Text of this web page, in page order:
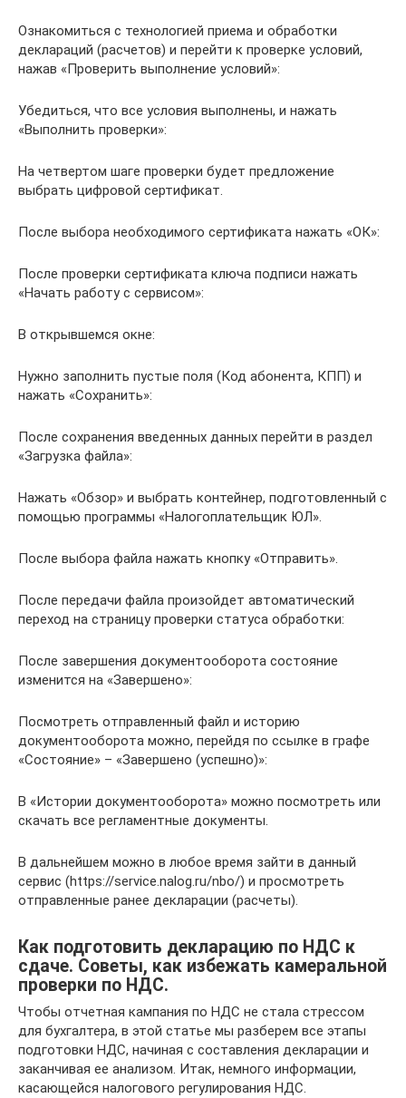
Ознакомиться с технологией приема и обработки
деклараций (расчетов) и перейти к проверке условий,
нажав «Проверить выполнение условий»:
Убедиться, что все условия выполнены, и нажать
«Выполнить проверки»:
На четвертом шаге проверки будет предложение
выбрать цифровой сертификат.
После выбора необходимого сертификата нажать «ОК»:
После проверки сертификата ключа подписи нажать
«Начать работу с сервисом»:
В открывшемся окне:
Нужно заполнить пустые поля (Код абонента, КПП) и
нажать «Сохранить»:
После сохранения введенных данных перейти в раздел
«Загрузка файла»:
Нажать «Обзор» и выбрать контейнер, подготовленный с
помощью программы «Налогоплательщик ЮЛ».
После выбора файла нажать кнопку «Отправить».
После передачи файла произойдет автоматический
переход на страницу проверки статуса обработки:
После завершения документооборота состояние
изменится на «Завершено»:
Посмотреть отправленный файл и историю
документооборота можно, перейдя по ссылке в графе
«Состояние» – «Завершено (успешно)»:
В «Истории документооборота» можно посмотреть или
скачать все регламентные документы.
В дальнейшем можно в любое время зайти в данный
сервис (https://service.nalog.ru/nbo/) и просмотреть
отправленные ранее декларации (расчеты).
Как подготовить декларацию по НДС к
сдаче. Советы, как избежать камеральной
проверки по НДС.
Чтобы отчетная кампания по НДС не стала стрессом
для бухгалтера, в этой статье мы разберем все этапы
подготовки НДС, начиная с составления декларации и
заканчивая ее анализом. Итак, немного информации,
касающейся налогового регулирования НДС.